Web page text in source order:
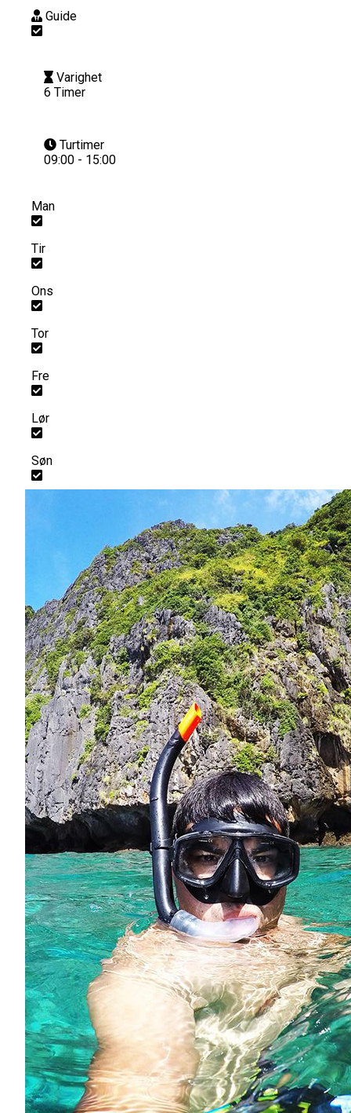
Guide
Varighet
6 Timer
Turtimer
09:00 - 15:00
Man
Tir
Ons
Tor
Fre
Lør
Søn